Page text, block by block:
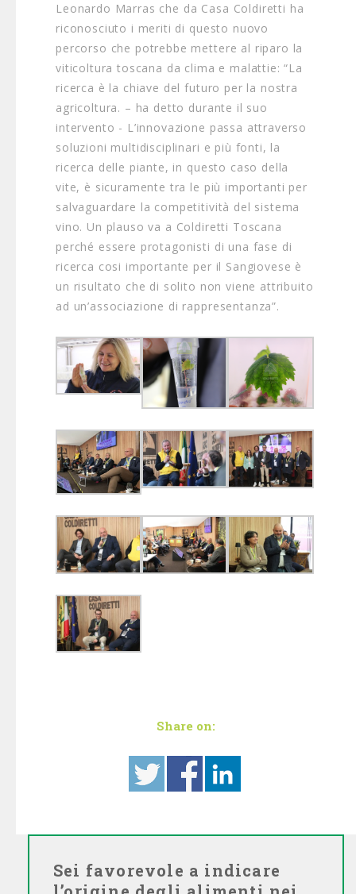
Leonardo Marras che da Casa Coldiretti ha
riconosciuto i meriti di questo nuovo
percorso che potrebbe mettere al riparo la
viticoltura toscana da clima e malattie: “La
ricerca è la chiave del futuro per la nostra
agricoltura. – ha detto durante il suo
intervento - L’innovazione passa attraverso
soluzioni multidisciplinari e più fonti, la
ricerca delle piante, in questo caso della
vite, è sicuramente tra le più importanti per
salvaguardare la competitività del sistema
vino. Un plauso va a Coldiretti Toscana
perché essere protagonisti di una fase di
ricerca cosi importante per il Sangiovese è
un risultato che di solito non viene attribuito
ad un’associazione di rappresentanza”.
Share on:
Sei favorevole a indicare